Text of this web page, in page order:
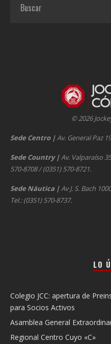
© 2026
Sede Centro |Av. General Paz
Sede Country |Av. Valparaíso
570-8708 / (0351) 570-8721.
Sede Náutica |Av J. S. Bach
Tel.: (0351) 570-8737.
LO
Colegio JCC: apertura de
para Socios Activos
Asamblea General
Regional Centro Cuyo «C»